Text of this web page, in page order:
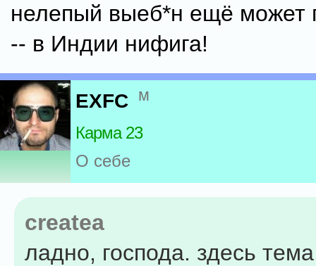
нелепый выеб*н ещё может
-- в Индии нифига!
EXFC м
Карма 23
О себе
createa
ладно, господа. здесь